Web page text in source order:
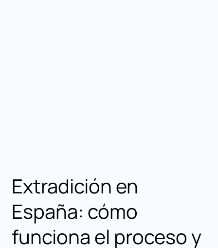
Extradición en
España: cómo
funciona el proceso y